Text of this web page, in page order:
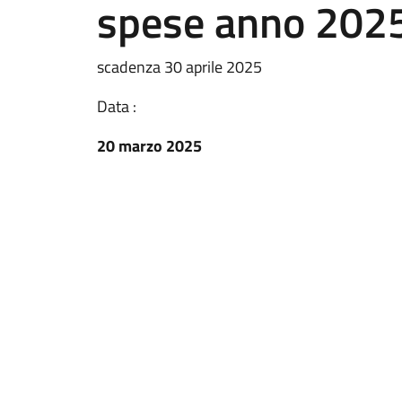
spese anno
scadenza 30 aprile 2025
Data :
20 marzo 2025